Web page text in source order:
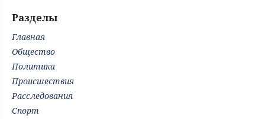
Разделы
Главная
Общество
Политика
Происшествия
Расследования
Спорт